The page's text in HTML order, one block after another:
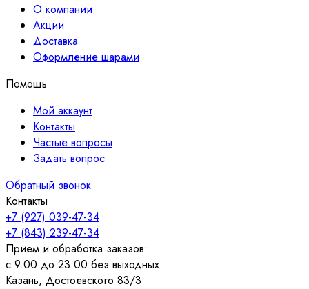
О компании
Акции
Доставка
Оформление шарами
Помощь
Мой аккаунт
Контакты
Частые вопросы
Задать вопрос
Обратный звонок
Контакты
+7 (927) 039-47-34
+7 (843) 239-47-34
Прием и обработка заказов:
с 9.00 до 23.00 без выходных
Казань, Достоевского 83/3